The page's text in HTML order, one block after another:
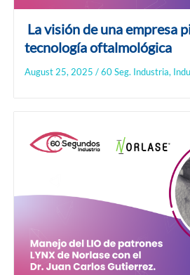
La visión de una empresa
tecnología oftalmológica
August 25, 2025 /60 Seg. Industria,